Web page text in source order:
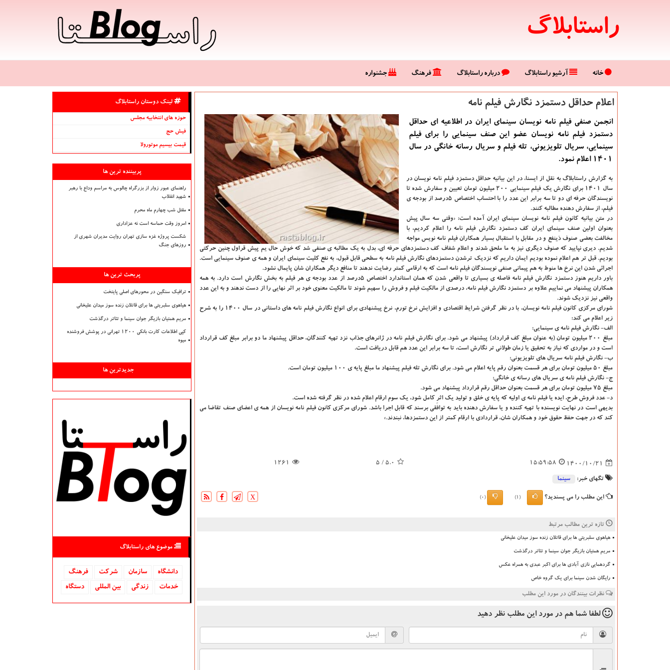
راستابلاگ
خانه آرشیو راستابلاگ درباره راستابلاگ فرهنگ جشنواره
اعلام حداقل دستمزد نگارش فیلم نامه
انجمن صنفی فیلم نامه نویسان سینمای ایران در اطلاعیه ای حداقل
دستمزد فیلم نامه نویسان عضو این صنف سینمایی را برای فیلم
سینمایی، سریال تلویزیونی، تله فیلم و سریال رسانه خانگی در سال
1401 اعلام نمود.
به گزارش راستابلاگ به نقل از ایسنا، در این بیانیه حداقل دستمزد فیلم نامه نویسان در
سال ۱۴۰۱ برای نگارش یک فیلم سینمایی ۲۰۰ میلیون تومان تعیین و سفارش شده تا
نویسندگان حرفه ای دو تا سه برابر این عدد را با احتساب اختصاص ۵درصد از بودجه ی
فیلم، از سفارش دهنده مطالبه کنند.
در متن بیانیه کانون فیلم نامه نویسان سینمای ایران آمده است: «وقتی سه سال پیش
بعنوان اولین صنف سینمای ایران کف دستمزد نگارش فیلم نامه را اعلام کردیم، با
مخالفت بعضی صنوف ذینفع و در مقابل با استقبال بسیار همکاران فیلم نامه نویس مواجه
شدیم. دیری نپایید که صنوف دیگری نیز به ما ملحق شدند و اعلام شفاف کف دستمزدهای حرفه ای، بدل به یک مطالبه ی صنفی شد که خوش حال یم پیش قراول چنین حرکتی
بودیم. قبل تر هم اعلام نموده بودیم ایمان داریم که نزدیک ترشدن دستمزدهای نگارش فیلم نامه به سطحی قابل قبول، به نفع کلیت سینمای ایران و همه ی صنوف سینمایی است.
اجرائی شدن این نرخ ها منوط به هم پیمانی صنفی نویسندگان فیلم نامه است که به ارقامی کمتر رضایت ندهند تا منافع دیگر همکاران شان پایمال نشود.
باور داریم هنوز دستمزد نگارش فیلم نامه فاصله ی بسیاری تا واقعی شدن که همان استاندارد اختصاص ۵درصد از عدد بودجه ی هر فیلم به بخش نگارش است دارد. به همه
همکاران پیشنهاد می نماییم علاوه بر دستمزد نگارش فیلم نامه، درصدی از مالکیت فیلم و فروش را سهیم شوند تا مالکیت معنوی خود بر اثر نهایی را از دست ندهند و به این عدد
واقعی نیز نزدیک شوند.
شورای مرکزی کانون فیلم نامه نویسان، با در نظر گرفتن شرایط اقتصادی و افزایش نرخ تورم، نرخ پیشنهادی برای انواع نگارش فیلم نامه های داستانی در سال ۱۴۰۰ را به شرح
زیر اعلام می کند:
الف- نگارش فیلم نامه ی سینمایی:
مبلغ ۲۰۰ میلیون تومان (به عنوان مبلغ کف قرارداد) پیشنهاد می شود. برای نگارش فیلم نامه در ژانرهای جذاب نزد تهیه کنندگان، حداقل پیشنهاد ما دو برابر مبلغ کف قرارداد
است و در مواردی که نیاز به تحقیق یا زمان طولانی تر نگارش است، تا سه برابر این عدد هم قابل دریافت است.
ب- نگارش فیلم نامه سریال های تلویزیونی:
مبلغ ۵۰ میلیون تومان برای هر قسمت بعنوان رقم پایه اعلام می شود. برای نگارش تله فیلم پیشنهاد ما مبلغ پایه ی ۱۰۰ میلیون تومان است.
ج- نگارش فیلم نامه ی سریال های رسانه ی خانگی:
مبلغ ۷۵ میلیون تومان برای هر قسمت بعنوان حداقل رقم قرارداد پیشنهاد می شود.
د- عدد فروش طرح، ایده یا فیلم نامه ی اولیه که پایه ی خلق و تولید یک اثرِ کامل شود، یک سوم ارقام اعلام شده در نظر گرفته شده است.
بدیهی است در نهایت نویسنده با تهیه کننده و یا سفارش دهنده باید به توافقی برسند که قابل اجرا باشد. شورای مرکزی کانون فیلم نامه نویسان از همه ی اعضای صنف تقاضا می
کند که در جهت حفظ حقوق خود و همکاران شان، قراردادی با ارقام کمتر از این دستمزدها، نبندند.»
1400/10/21
15:59:58
5.0
/ 5
1261
تگهای خبر: سینما
این مطلب را می پسندید؟ (1)
(0)
X
تازه ترین مطالب مرتبط
هیاهوی سلبریتی ها برای قاتلان زنده سوز میدان علیخانی
مریم همتیان بازیگر جوان سینما و تئاتر درگذشت
گردهمایی نازی آبادی ها برای اکبر عبدی به همراه عکس
رایگان شدن سینما برای یک گروه خاص
نظرات بینندگان در مورد این مطلب
لطفا شما هم در مورد این مطلب نظر دهید
لینک دوستان راستابلاگ
حوزه های انتخابیه مجلس
فیش حج
قیمت بیسیم موتورولا
پربیننده ترین ها
راهنمای عبور زوار از بزرگراه چالوس به مراسم وداع با رهبر
شهید انقلاب
مقتل شب چهارم ماه محرم
امروز وقت حماسه است نه عزاداری
شکست پروژه غزه سازی تهران روایت مدیران شهری از
روزهای جنگ
پربحث ترین ها
ترافیک سنگین در محورهای اصلی پایتخت
هیاهوی سلبریتی ها برای قاتلان زنده سوز میدان علیخانی
مریم همتیان بازیگر جوان سینما و تئاتر درگذشت
کپی اطلاعات کارت بانکی ۱۲۰۰ تهرانی در پوشش فروشنده
میوه
جدیدترین ها
موضوع های راستابلاگ
دانشگاه‌ سازمان شركت
فرهنگ
خدمات
زندگی بین المللی دستگاه